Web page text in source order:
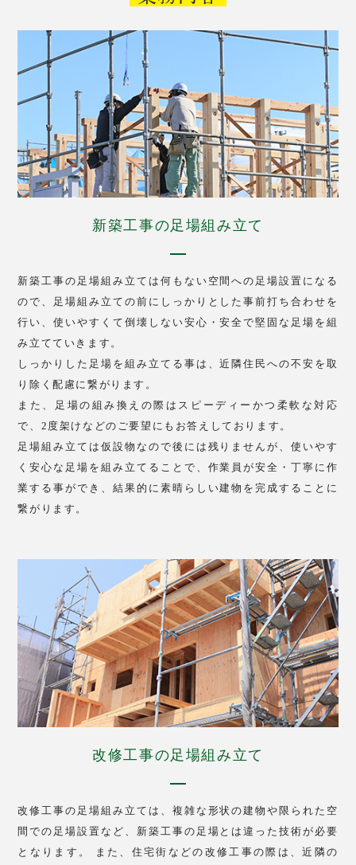
新築工事の足場組み立て
新築工事の足場組み立ては何もない空間への足場設置になる
ので、足場組み立ての前にしっかりとした事前打ち合わせを
行い、使いやすくて倒壊しない安心・安全で堅固な足場を組
み立てていきます。
しっかりした足場を組み立てる事は、近隣住民への不安を取
り除く配慮に繋がります。
また、足場の組み換えの際はスピーディーかつ柔軟な対応
で、2度架けなどのご要望にもお答えしております。
足場組み立ては仮設物なので後には残りませんが、使いやす
く安心な足場を組み立てることで、作業員が安全・丁寧に作
業する事ができ、結果的に素晴らしい建物を完成することに
繋がります。
改修工事の足場組み立て
改修工事の足場組み立ては、複雑な形状の建物や限られた空
間での足場設置など、新築工事の足場とは違った技術が必要
となります。 また、住宅街などの改修工事の際は、近隣の